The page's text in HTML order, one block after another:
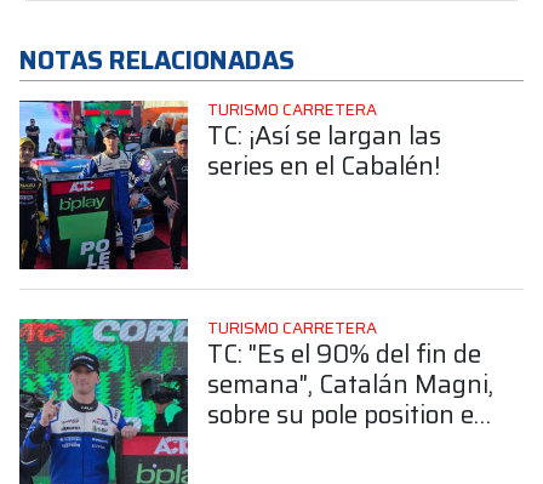
NOTAS RELACIONADAS
TURISMO CARRETERA
TC: ¡Así se largan las
series en el Cabalén!
TURISMO CARRETERA
TC: "Es el 90% del fin de
semana", Catalán Magni,
sobre su pole position en